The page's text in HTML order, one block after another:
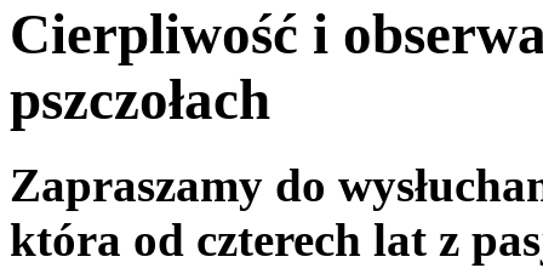
Cierpliwość i
pszczołach
Zapraszamy do
która od czterech lat z